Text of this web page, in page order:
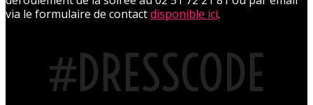
via le formulaire de contactdisponible ici.
#DRESSCODE